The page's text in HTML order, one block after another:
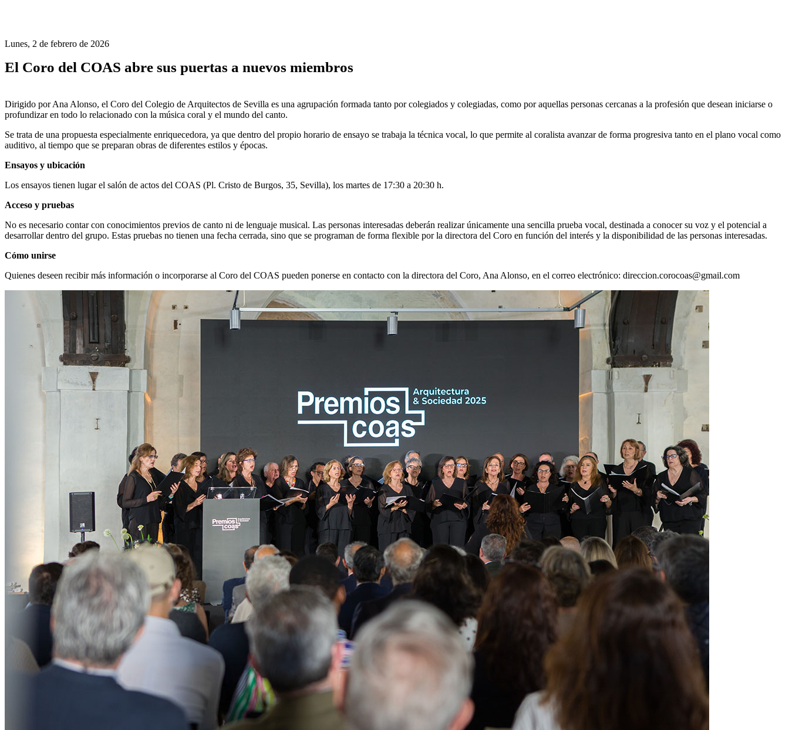
Lunes, 2 de febrero de 2026
El Coro del COAS abre sus puertas a nuevos miembros
Dirigido por Ana Alonso, el Coro del Colegio de Arquitectos de Sevilla es una agrupación formada tanto por colegiados y colegiadas, como por aquellas personas cercanas a la profesión que desean iniciarse o
profundizar en todo lo relacionado con la música coral y el mundo del canto.
Se trata de una propuesta especialmente enriquecedora, ya que dentro del propio horario de ensayo se trabaja la técnica vocal, lo que permite al coralista avanzar de forma progresiva tanto en el plano vocal como
auditivo, al tiempo que se preparan obras de diferentes estilos y épocas.
Ensayos y ubicación
Los ensayos tienen lugar el salón de actos del COAS (Pl. Cristo de Burgos, 35, Sevilla), los martes de 17:30 a 20:30 h.
Acceso y pruebas
No es necesario contar con conocimientos previos de canto ni de lenguaje musical. Las personas interesadas deberán realizar únicamente una sencilla prueba vocal, destinada a conocer su voz y el potencial a
desarrollar dentro del grupo. Estas pruebas no tienen una fecha cerrada, sino que se programan de forma flexible por la directora del Coro en función del interés y la disponibilidad de las personas interesadas.
Cómo unirse
Quienes deseen recibir más información o incorporarse al Coro del COAS pueden ponerse en contacto con la directora del Coro, Ana Alonso, en el correo electrónico: direccion.corocoas@gmail.com